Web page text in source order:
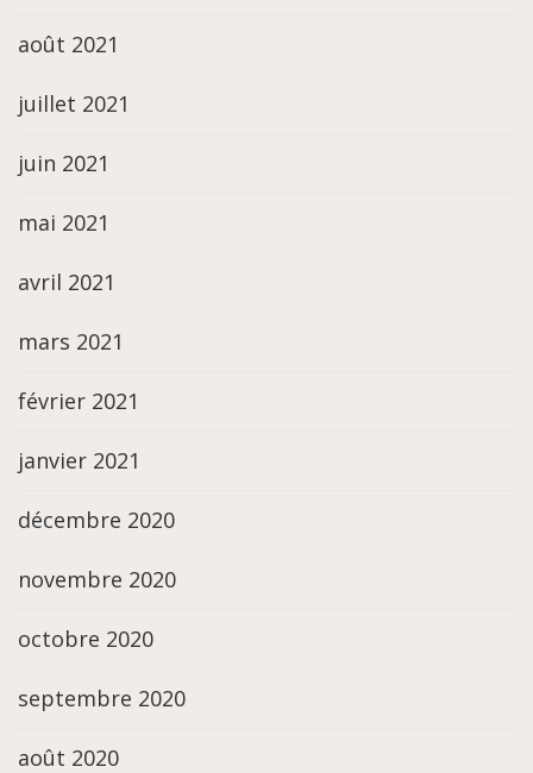
août 2021
juillet 2021
juin 2021
mai 2021
avril 2021
mars 2021
février 2021
janvier 2021
décembre 2020
novembre 2020
octobre 2020
septembre 2020
août 2020